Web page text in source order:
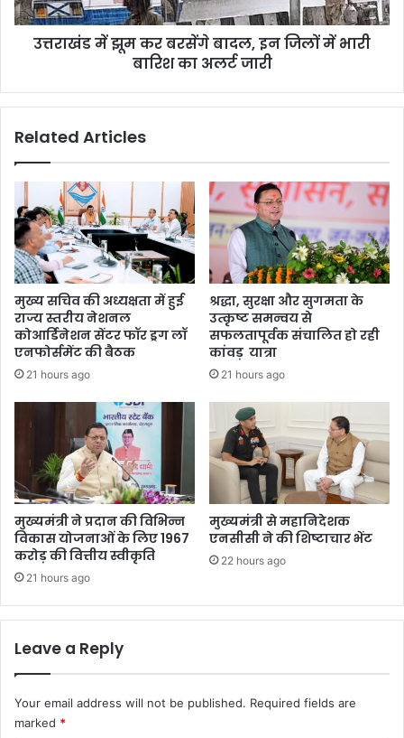
जिलों
में
उत्तराखंड में झूम कर बरसेंगे बादल, इन जिलों में भारी
बारिश का अलर्ट जारी
Related Articles
मुख्य सचिव की अध्यक्षता में हुई
राज्य स्तरीय नेशनल
कोआर्डिनेशन सेंटर फॉर ड्रग लॉ
एनफोर्समेंट की बैठक
21 hours ago
श्रद्धा, सुरक्षा और सुगमता के
उत्कृष्ट समन्वय से
सफलतापूर्वक संचालित हो रही
कांवड़ यात्रा
21 hours ago
मुख्यमंत्री ने प्रदान की विभिन्न
विकास योजनाओं के लिए 1967
करोड़ की वित्तीय स्वीकृति
21 hours ago
मुख्यमंत्री से महानिदेशक
एनसीसी ने की शिष्टाचार भेंट
22 hours ago
Leave a Reply
Your email address will not be published. Required fields are
marked *